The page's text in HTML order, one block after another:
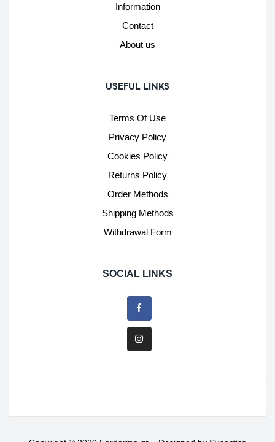
Information
Contact
About us
USEFUL LINKS
Terms Of Use
Privacy Policy
Cookies Policy
Returns Policy
Order Methods
Shipping Methods
Withdrawal Form
SOCIAL LINKS